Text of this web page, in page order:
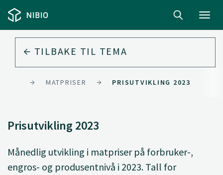
TILBAKE TIL TEMA
MATPRISER PRISUTVIKLING 2023
Prisutvikling 2023
Månedlig utvikling i matpriser på forbruker-,
engros- og produsentnivå i 2023. Tall for